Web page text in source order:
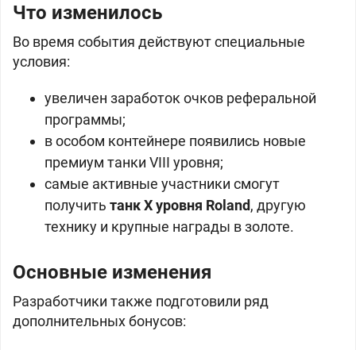
Что изменилось
Во время события действуют специальные
условия:
увеличен заработок очков реферальной
программы;
в особом контейнере появились новые
премиум танки VIII уровня;
самые активные участники смогут
получить танк X уровня Roland, другую
технику и крупные награды в золоте.
Основные изменения
Разработчики также подготовили ряд
дополнительных бонусов: